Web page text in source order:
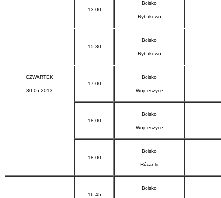
CZWARTEK
30.05.2013
13.00
Boisko
Rybakowo
15.30
Boisko
Rybakowo
17.00
Boisko
Wojcieszyce
18.00
Boisko
Wojcieszyce
18.00
Boisko
Różanki
16.45
Boisko